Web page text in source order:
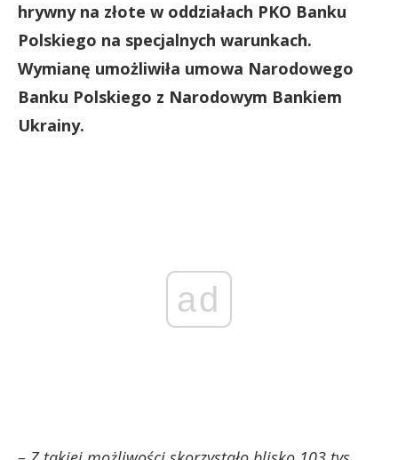
hrywny na złote w oddziałach PKO Banku
Polskiego na specjalnych warunkach.
Wymianę umożliwiła umowa Narodowego
Banku Polskiego z Narodowym Bankiem
Ukrainy.
ad